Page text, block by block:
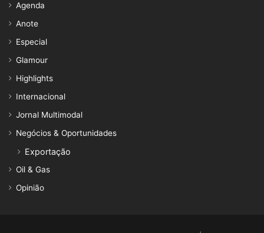
Agenda
Anote
Especial
Glamour
Highlights
Internacional
Jornal Multimodal
Negócios & Oportunidades
Exportação
Oil & Gas
Opinião